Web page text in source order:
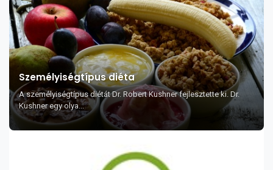
Személyiségtípus diéta
A személyiségtípus diétát Dr. Robert Kushner fejlesztette ki. Dr.
Kushner egy olya...